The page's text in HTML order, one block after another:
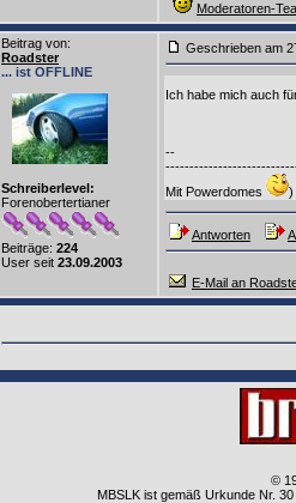
Moderatoren-
Beitrag von:
Roadster
... ist OFFLINE
Schreiberlevel:
Forenobertertianer
Beiträge: 224
User seit 23.09.2003
Geschrieben am
Ich habe mich auch
--
Mit Powerdomes
)
Antworten
E-Mail an
©
MBSLK ist gemäß Urkunde Nr.